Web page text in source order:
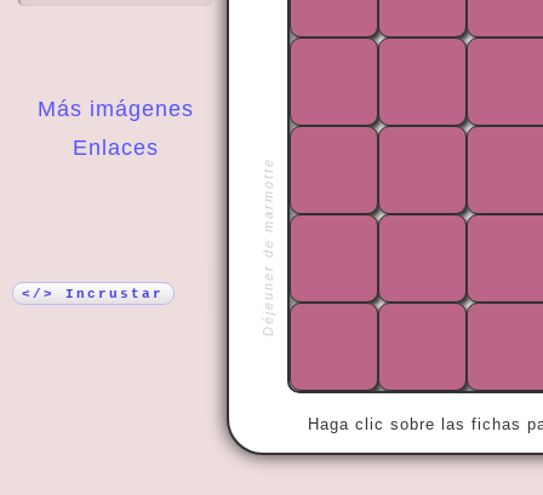
Más imágenes
Enlaces
</> Incrustar Déjeuner de marmotte
Haga clic sobre las fichas
there is no